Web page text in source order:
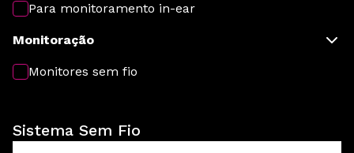
Para monitoramento in-ear
Monitoração
Monitores sem fio
Sistema Sem Fio